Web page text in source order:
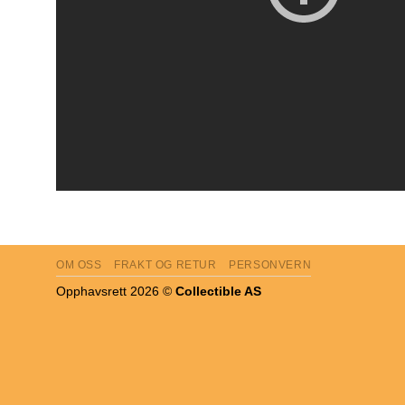
OM OSS FRAKT OG RETUR PERSONVERN
Opphavsrett 2026 © Collectible AS